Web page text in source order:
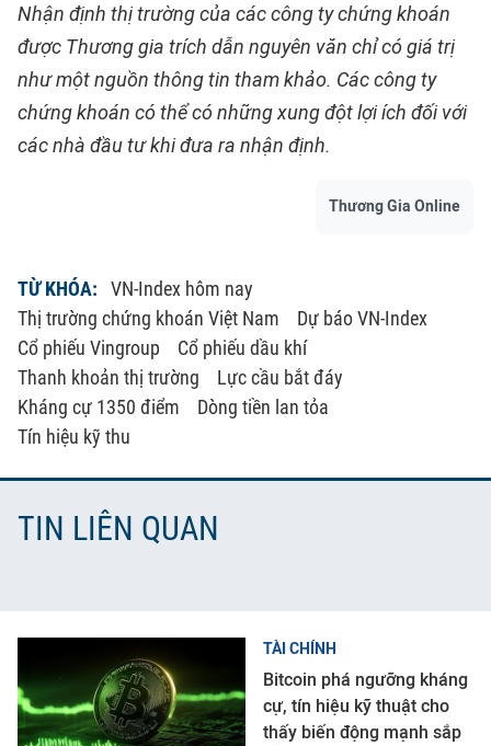
Nhận định thị trường của các công ty chứng khoán
được Thương gia trích dẫn nguyên văn chỉ có giá trị
như một nguồn thông tin tham khảo. Các công ty
chứng khoán có thể có những xung đột lợi ích đối với
các nhà đầu tư khi đưa ra nhận định.
Thương Gia Online
TỪ KHÓA:
VN-Index hôm nay
Thị trường chứng khoán Việt Nam
Dự báo VN-Index
Cổ phiếu Vingroup
Cổ phiếu dầu khí
Thanh khoản thị trường
Lực cầu bắt đáy
Kháng cự 1350 điểm
Dòng tiền lan tỏa
Tín hiệu kỹ thu
TIN LIÊN QUAN
TÀI CHÍNH
Bitcoin phá ngưỡng kháng
cự, tín hiệu kỹ thuật cho
thấy biến động mạnh sắp